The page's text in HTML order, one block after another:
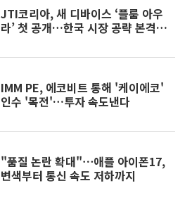
JTI코리아, 새 디바이스 ‘플룸 아우
라’ 첫 공개…한국 시장 공략 본격화
IMM PE, 에코비트 통해 '케이에코'
인수 '목전'…투자 속도낸다
"품질 논란 확대"⋯애플 아이폰17,
변색부터 통신 속도 저하까지